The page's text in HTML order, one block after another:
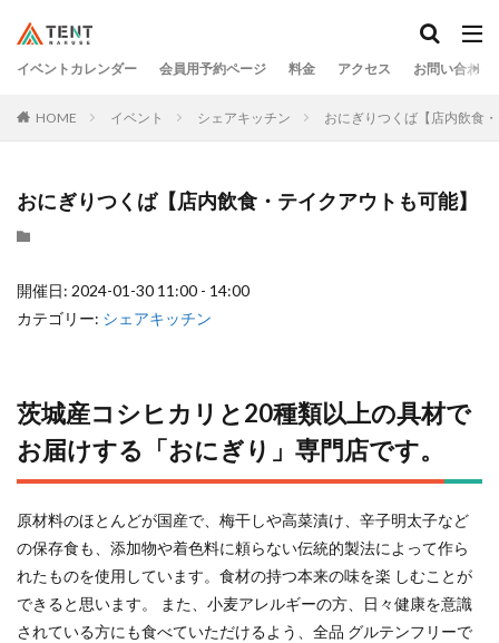
イベントカレンダー 会員用予約ページ 料金 アクセス お問い合わせ
HOME イベント シェアキッチン おにぎりつくば【店内飲食
おにぎりつくば【店内飲食・テイクアウトも可能】
開催日: 2024-01-30 11:00 - 14:00
カテゴリー: シェアキッチン
茨城産コシヒカリと20種類以上の具材で
お届けする「おにぎり」専⾨店です。
原材料のほとんどが国産で、梅⼲しや⾼菜漬け、⾟⼦明太⼦など
の保存⾷も、添加物や着⾊料に頼らない伝統的製法によって作ら
れたものを使⽤しています。⾷材の持つ本来の味を楽 しむことが
できると思います。 また、⼩⻨アレルギーの⽅、⽇々健康を意識
されている⽅にも⾷べていただけるよう、全品 グルテンフリーで